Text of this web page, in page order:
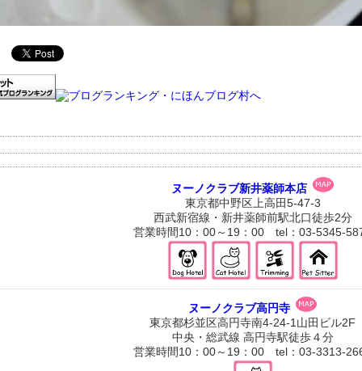
ヌーノクラブ新井薬師本店
東京都中野区上高田5-47-3
西武新宿線・新井薬師前駅北口徒歩2分
営業時間10：00～19：00 tel：03-5345-
ヌーノクラブ高円寺
東京都杉並区高円寺南4-24-1山田ビル2F
中央・総武線 高円寺駅徒歩４分
営業時間10：00～19：00 tel：03-3313-